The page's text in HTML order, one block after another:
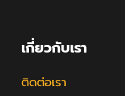
เกี่ยวกับเรา
ติดต่อเรา